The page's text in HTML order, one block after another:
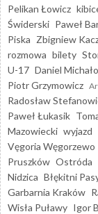
Pelikan Łowicz
Świderski Paweł
Piska Zbigniew
rozmowa bilety
U-17 Daniel
Piotr Grzymowicz
Radosław
Paweł Łukasik
Mazowiecki wyjazd
Vęgoria Węgorzewo
Pruszków Ostróda
Nidzica Błękitni
Garbarnia Kraków
Wisła Puławy Igor